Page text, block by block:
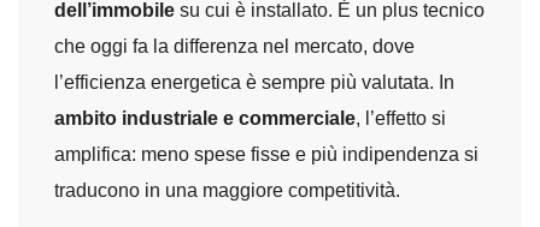
dell’immobile su cui è installato. È un plus tecnico
che oggi fa la differenza nel mercato, dove
l’efficienza energetica è sempre più valutata. In
ambito industriale e commerciale, l’effetto si
amplifica: meno spese fisse e più indipendenza si
traducono in una maggiore competitività.